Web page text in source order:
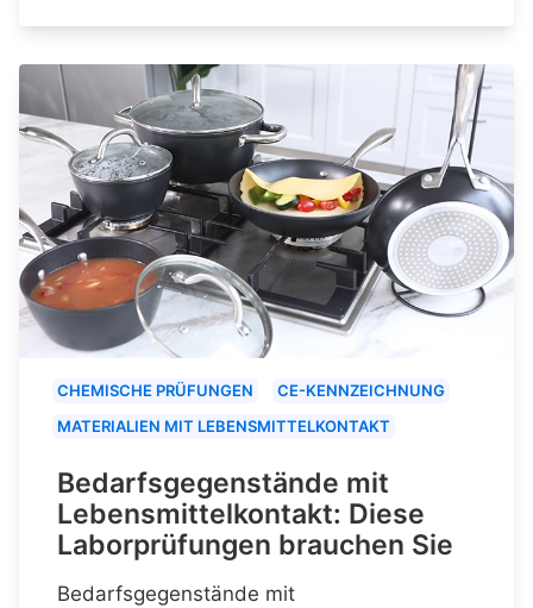
CHEMISCHE PRÜFUNGEN
CE-KENNZEICHNUNG
MATERIALIEN MIT LEBENSMITTELKONTAKT
Bedarfsgegenstände mit
Lebensmittelkontakt: Diese
Laborprüfungen brauchen Sie
Bedarfsgegenstände mit